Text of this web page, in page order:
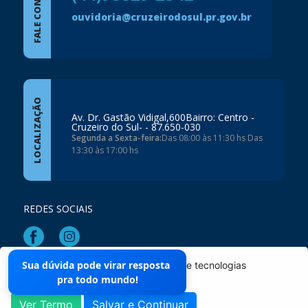
O site da Prefeitura não utiliza cookies e tecnologias
semelhantes.
Ver Termo Salvar e Continuar
ouvidoria@cruzeirodosul.pr.gov.br
LOCALIZAÇÃO Av. Dr. Gastão Vidigal,600Bairro: Centro -
Cruzeiro do Sul- - 87.650-030
Segunda a Sexta-feira:Das 08:00 às 11:30 hs Das
13:30 às 17:00 hs
REDES SOCIAIS
Mapa do Site
Sua dúvida pode virar resposta
pra todo mundo!